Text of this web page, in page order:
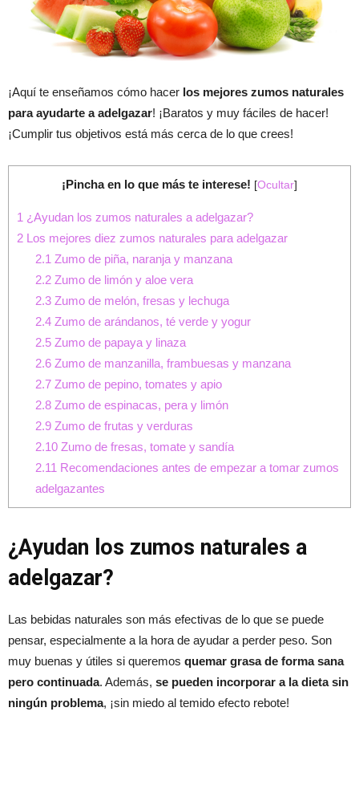
¡Aquí te enseñamos cómo hacer los mejores zumos naturales
para ayudarte a adelgazar! ¡Baratos y muy fáciles de hacer!
¡Cumplir tus objetivos está más cerca de lo que crees!
¡Pincha en lo que más te interese! [Ocultar]
1 ¿Ayudan los zumos naturales a adelgazar?
2 Los mejores diez zumos naturales para adelgazar
2.1Zumo de piña, naranja y manzana
2.2Zumo de limón y aloe vera
2.3Zumo de melón, fresas y lechuga
2.4Zumo de arándanos, té verde y yogur
2.5Zumo de papaya y linaza
2.6Zumo de manzanilla, frambuesas y manzana
2.7Zumo de pepino, tomates y apio
2.8Zumo de espinacas, pera y limón
2.9Zumo de frutas y verduras
2.10Zumo de fresas, tomate y sandía
2.11Recomendaciones antes de empezar a tomar zumos
adelgazantes
¿Ayudan los zumos naturales a
adelgazar?
Las bebidas naturales son más efectivas de lo que se puede
pensar, especialmente a la hora de ayudar a perder peso. Son
muy buenas y útiles si queremos quemar grasa de forma sana
pero continuada. Además, se pueden incorporar a la dieta sin
ningún problema, ¡sin miedo al temido efecto rebote!